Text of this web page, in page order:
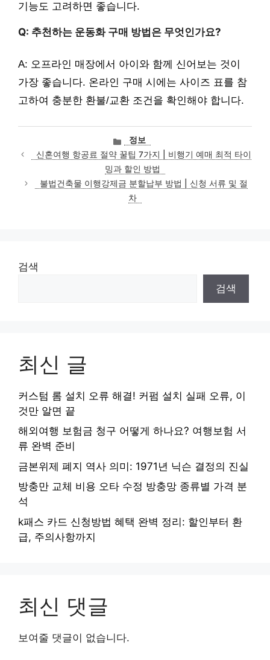
기능도 고려하면 좋습니다.
Q: 추천하는 운동화 구매 방법은 무엇인가요?
A: 오프라인 매장에서 아이와 함께 신어보는 것이
가장 좋습니다. 온라인 구매 시에는 사이즈 표를 참
고하여 충분한 환불/교환 조건을 확인해야 합니다.
카
테
고
리
정보
신혼여행 항공료 절약 꿀팁 7가지 | 비행기 예매 최적 타이
밍과 할인 방법
불법건축물 이행강제금 분할납부 방법 | 신청 서류 및 절
차
검색
검색
최신 글
커스텀 롬 설치 오류 해결! 커펌 설치 실패 오류, 이
것만 알면 끝
해외여행 보험금 청구 어떻게 하나요? 여행보험 서
류 완벽 준비
금본위제 폐지 역사 의미: 1971년 닉슨 결정의 진실
방충만 교체 비용 오타 수정 방충망 종류별 가격 분
석
k패스 카드 신청방법 혜택 완벽 정리: 할인부터 환
급, 주의사항까지
최신 댓글
보여줄 댓글이 없습니다.